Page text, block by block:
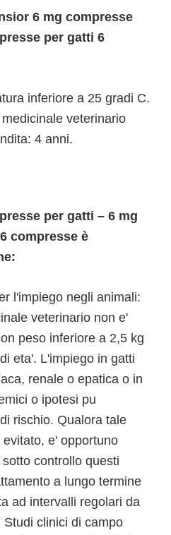
6 mg compresse
per gatti 6
inferiore a 25 gradi C.
veterinario
4 anni.
per gatti – 6 mg
compresse è
l'impiego negli animali:
veterinario non e'
peso inferiore a 2,5 kg
eta'. L'impiego in gatti
renale o epatica o in
o ipotesi pu
rischio. Qualora tale
e' opportuno
controllo questi
a lungo termine
ad intervalli regolari da
clinici di campo